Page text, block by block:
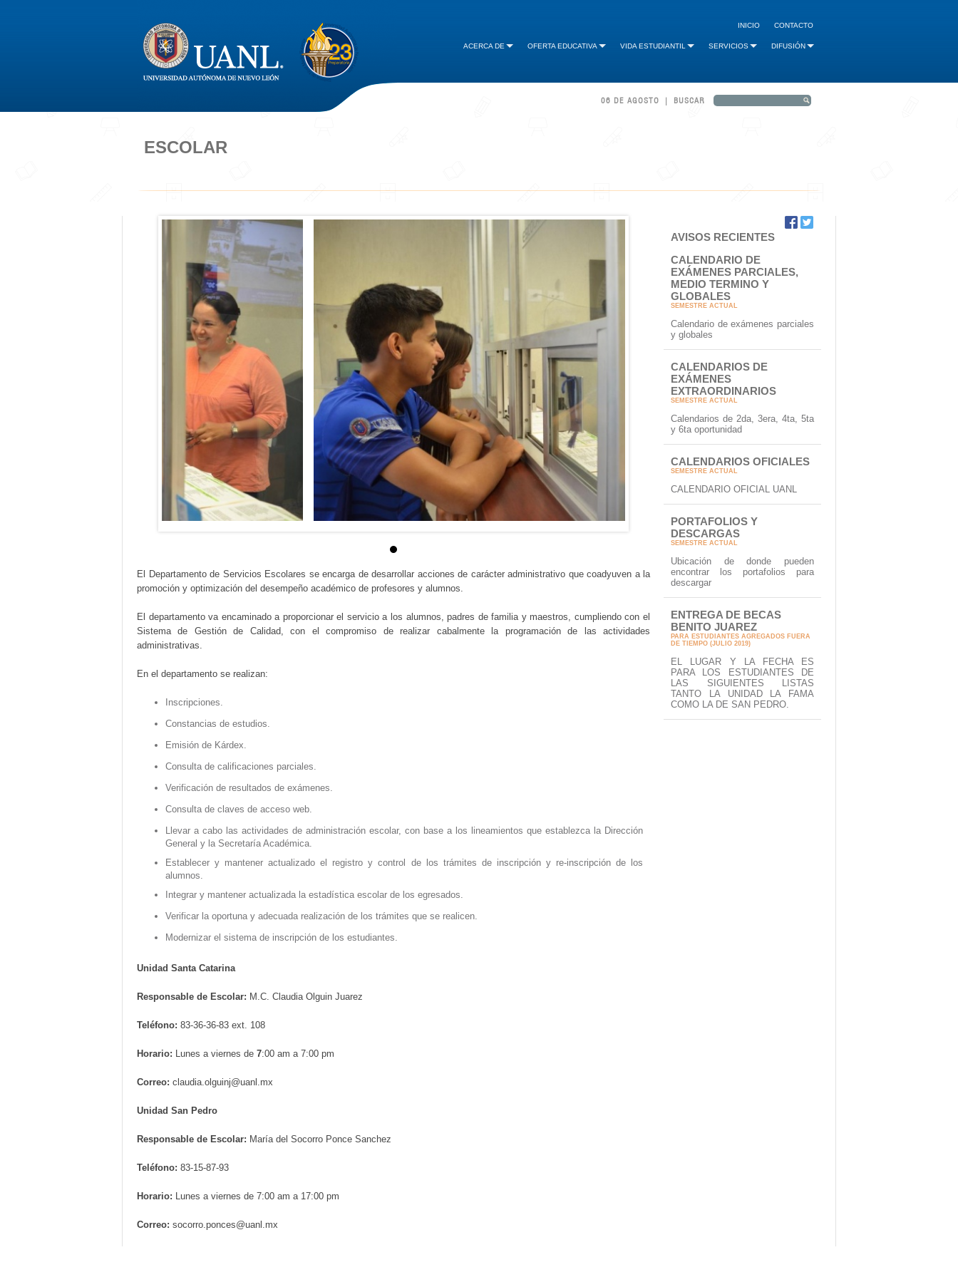
INICIO CONTACTO
ACERCA DE OFERTA EDUCATIVA VIDA ESTUDIANTIL SERVICIOS DIFUSIÓN
06 DE AGOSTO | BUSCAR
ESCOLAR
El Departamento de Servicios Escolares se encarga de desarrollar acciones de carácter administrativo que coadyuven a la
promoción y optimización del desempeño académico de profesores y alumnos.
El departamento va encaminado a proporcionar el servicio a los alumnos, padres de familia y maestros, cumpliendo con el
Sistema de Gestión de Calidad, con el compromiso de realizar cabalmente la programación de las actividades
administrativas.
En el departamento se realizan:
Inscripciones.
Constancias de estudios.
Emisión de Kárdex.
Consulta de calificaciones parciales.
Verificación de resultados de exámenes.
Consulta de claves de acceso web.
Llevar a cabo las actividades de administración escolar, con base a los lineamientos que establezca la Dirección
General y la Secretaría Académica.
Establecer y mantener actualizado el registro y control de los trámites de inscripción y re-inscripción de los
alumnos.
Integrar y mantener actualizada la estadística escolar de los egresados.
Verificar la oportuna y adecuada realización de los trámites que se realicen.
Modernizar el sistema de inscripción de los estudiantes.
Unidad Santa Catarina
Responsable de Escolar: M.C. Claudia Olguin Juarez
Teléfono: 83-36-36-83 ext. 108
Horario: Lunes a viernes de 7:00 am a 7:00 pm
Correo: claudia.olguinj@uanl.mx
Unidad San Pedro
Responsable de Escolar: María del Socorro Ponce Sanchez
Teléfono: 83-15-87-93
Horario: Lunes a viernes de 7:00 am a 17:00 pm
Correo: socorro.ponces@uanl.mx
AVISOS RECIENTES
CALENDARIO DE
EXÁMENES PARCIALES,
MEDIO TERMINO Y
GLOBALES
SEMESTRE ACTUAL
Calendario de exámenes parciales
y globales
CALENDARIOS DE
EXÁMENES
EXTRAORDINARIOS
SEMESTRE ACTUAL
Calendarios de 2da, 3era, 4ta, 5ta
y 6ta oportunidad
CALENDARIOS OFICIALES
SEMESTRE ACTUAL
CALENDARIO OFICIAL UANL
PORTAFOLIOS Y
DESCARGAS
SEMESTRE ACTUAL
Ubicación de donde pueden
encontrar los portafolios para
descargar
ENTREGA DE BECAS
BENITO JUAREZ
PARA ESTUDIANTES AGREGADOS FUERA
DE TIEMPO (JULIO 2019)
EL LUGAR Y LA FECHA ES
PARA LOS ESTUDIANTES DE
LAS SIGUIENTES LISTAS
TANTO LA UNIDAD LA FAMA
COMO LA DE SAN PEDRO.